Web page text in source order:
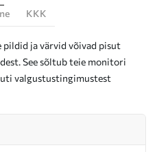
KKK
pildid ja värvid võivad pisut
See sõltub teie monitori
valgustustingimustest